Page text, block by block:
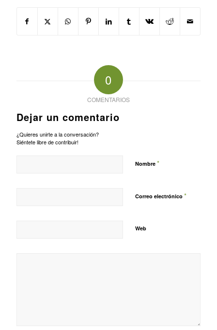
0
COMENTARIOS
Dejar un comentario
¿Quieres unirte a la conversación?
Siéntete libre de contribuir!
Nombre *
Correo electrónico *
Web